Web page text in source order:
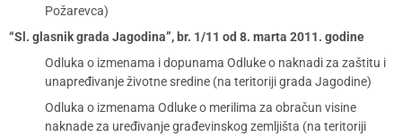
Požarevca)
“Sl. glasnik grada Jagodina”, br. 1/11 od 8. marta 2011. godine
Odluka o izmenama i dopunama Odluke o naknadi za zaštitu i
unapređivanje životne sredine (na teritoriji grada Jagodine)
Odluka o izmenama Odluke o merilima za obračun visine
naknade za uređivanje građevinskog zemljišta (na teritoriji